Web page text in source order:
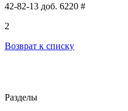
42-82-13 доб. 6220 #
2
Возврат к списку
Разделы